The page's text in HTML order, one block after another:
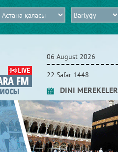
06 August 2026
22 Safar 1448
DINI MEREKELER